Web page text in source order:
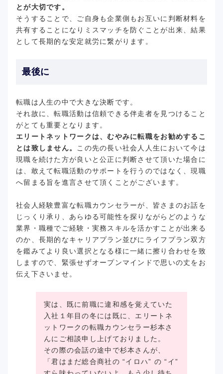
とが大切です。
そうすることで、ご自身も企業側もお互いに判断材料を
共有することになりミスマッチを防ぐことが出来、結果
として長期的な安定就労に繋がります。
最後に
転職は人生の中で大きな決断です。
それ故に、転職活動は信頼できる伴走者を見つけること
がとても重要となります。
エリートネットワークは、むやみに転職をお勧めするこ
とは致しません。
この先の長い社会人人生において今は
現職を続けた方が良いと公正に判断させて頂いた場合に
は、敢えて転職活動のサポートを行うのではなく、現職
へ留まる旨を進言させて頂くことがございます。
社会人経験豊富な転職カウンセラーが、皆さまのお話を
じっくり承り、あらゆる可能性を探りながらどのような
業界・職種でご経験・実務スキルを活かすことが出来る
のか、長期的なキャリアプラン並びにライフプラン双方
を鑑みてより良い選択となる様に一緒に擦り合わせを致
しますので、緊張せずオープンマインドで思いの丈をお
伝え下さいませ。
実は、既に前職に違和感を覚えていた
入社１年目の冬には既に、エリートネ
ットワークの転職カウンセラー杉本さ
んにご相談申し上げておりました。
その際の会話の途中で杉本さんが、
「君はまだ総合商社の “イロハ” の “イ”